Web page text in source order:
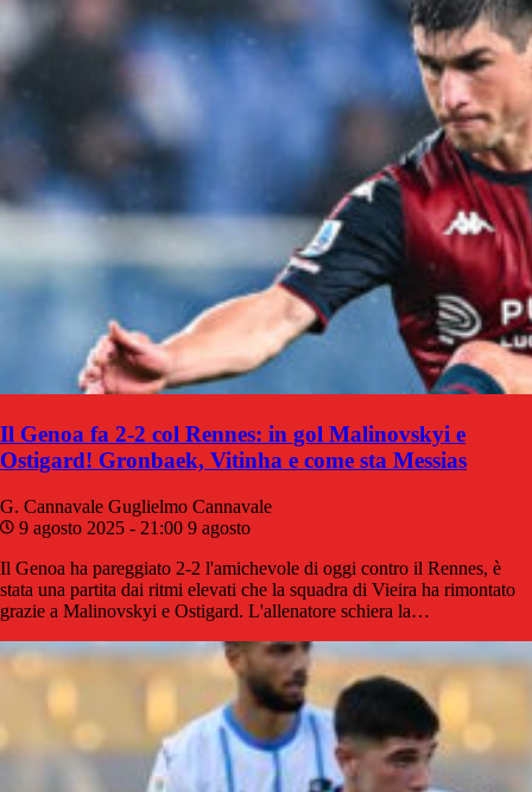
Il Genoa fa 2-2 col Rennes: in gol Malinovskyi e
Ostigard! Gronbaek, Vitinha e come sta Messias
G. Cannavale Guglielmo Cannavale
9 agosto 2025 - 21:00 9 agosto
Il Genoa ha pareggiato 2-2 l'amichevole di oggi contro il Rennes, è
stata una partita dai ritmi elevati che la squadra di Vieira ha rimontato
grazie a Malinovskyi e Ostigard. L'allenatore schiera la…